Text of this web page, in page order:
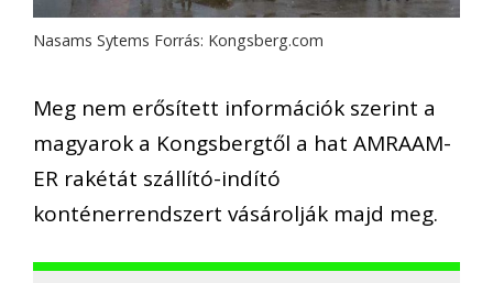
Nasams Sytems Forrás: Kongsberg.com
Meg nem erősített információk szerint a
magyarok a Kongsbergtől a hat AMRAAM-
ER rakétát szállító-indító
konténerrendszert vásárolják majd meg.